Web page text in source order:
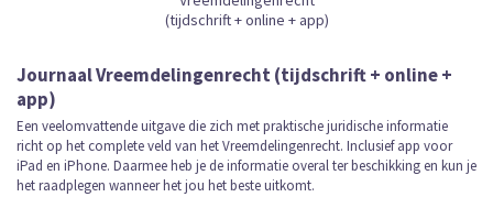
Journaal Vreemdelingenrecht (tijdschrift + online +
app)
Een veelomvattende uitgave die zich met praktische juridische informatie
richt op het complete veld van het Vreemdelingenrecht. Inclusief app voor
iPad en iPhone. Daarmee heb je de informatie overal ter beschikking en kun je
het raadplegen wanneer het jou het beste uitkomt.